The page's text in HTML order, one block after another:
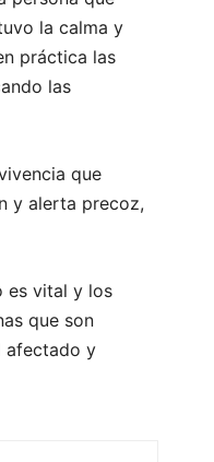
la calma y
práctica las
las
que
y alerta precoz,
es vital y los
que son
afectado y